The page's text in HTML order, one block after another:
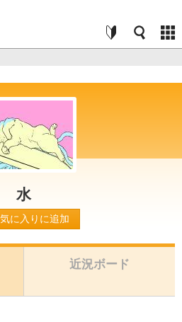
水
に入りに追加
近況ボード